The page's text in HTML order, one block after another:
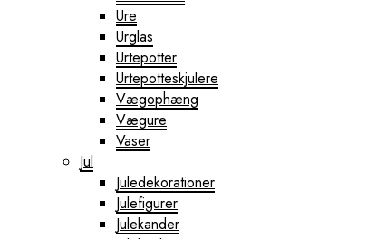
Ure
Urglas
Urtepotter
Urtepotteskjulere
Vægophæng
Vægure
Vaser
Jul
Juledekorationer
Julefigurer
Julekander